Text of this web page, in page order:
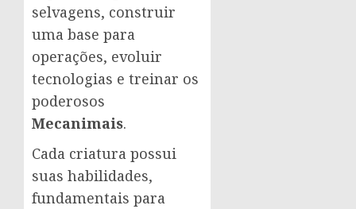
selvagens, construir
uma base para
operações, evoluir
tecnologias e treinar os
poderosos
Mecanimais.
Cada criatura possui
suas habilidades,
fundamentais para